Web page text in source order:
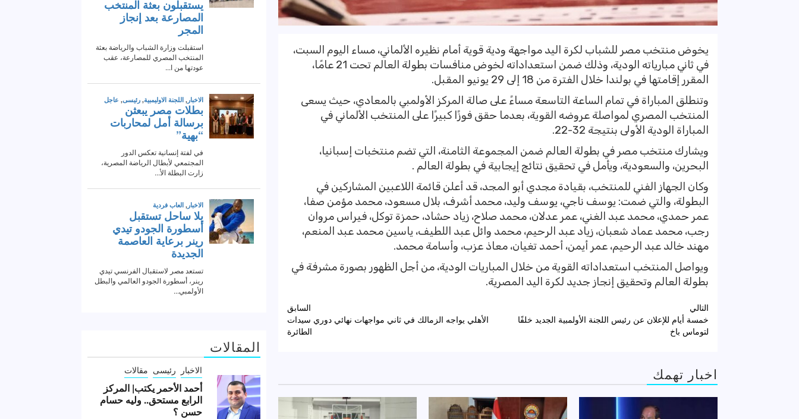
يخوض منتخب مصر للشباب لكرة اليد مواجهة ودية قوية أمام نظيره الألماني، مساء اليوم السبت،
في ثاني مبارياته الودية، وذلك ضمن استعداداته لخوض منافسات بطولة العالم تحت 21 عامًا،
المقرر إقامتها في بولندا خلال الفترة من 18 إلى 29 يونيو المقبل.
وتنطلق المباراة في تمام الساعة التاسعة مساءً على صالة المركز الأولمبي بالمعادي، حيث يسعى
المنتخب المصري لمواصلة عروضه القوية، بعدما حقق فوزًا كبيرًا على المنتخب الألماني في
المباراة الودية الأولى بنتيجة 32-22.
ويشارك منتخب مصر في بطولة العالم ضمن المجموعة الثامنة، التي تضم منتخبات إسبانيا،
البحرين، والسعودية، ويأمل في تحقيق نتائج إيجابية في بطولة العالم .
وكان الجهاز الفني للمنتخب، بقيادة مجدي أبو المجد، قد أعلن قائمة اللاعبين المشاركين في
البطولة، والتي ضمت: يوسف ناجي، يوسف وليد، محمد أشرف، بلال مسعود، محمد مؤمن صفا،
عمر حمدي، محمد عبد الغني، عمر عدلان، محمد صلاح، زياد حشاد، حمزة توكل، فيراس مروان
رجب، محمد عماد شعبان، زياد عبد الرحيم، محمد وائل عبد اللطيف، ياسين محمد عبد المنعم،
مهند خالد عبد الرحيم، عمر أيمن، أحمد تغيان، معاذ عزب، وأسامة محمد.
ويواصل المنتخب استعداداته القوية من خلال المباريات الودية، من أجل الظهور بصورة مشرفة في
بطولة العالم وتحقيق إنجاز جديد لكرة اليد المصرية.
تصفّح
المقالات
السابق
الأهلي يواجه الزمالك في ثاني مواجهات نهائي دوري سيدات
الطائرة
التالي
خمسة أيام للإعلان عن رئيس اللجنة الأولمبية الجديد خلفًا
لتوماس باخ
اخبار تهمك
المقالات
الاخبار رئيسى مقالات
أحمد الأحمر يكتب| المركز
الرابع مستحق.. وليه حسام
حسن ؟